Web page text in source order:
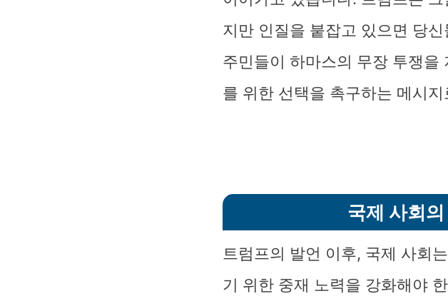
지만 인질을 붙잡고 있으면 당
주민들이 하마스의 무장 투쟁을
를 위한 선택을 촉구하는 메시
국제 사회
트럼프의 발언 이후, 국제 사회
기 위한 중재 노력을 강화해야